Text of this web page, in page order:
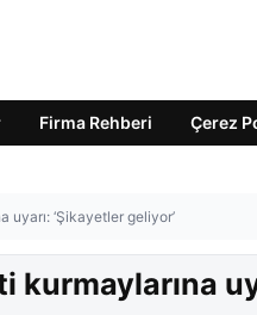
Firma Rehberi Çerez
uyarı: ‘Şikayetler geliyor’
kurmaylarına